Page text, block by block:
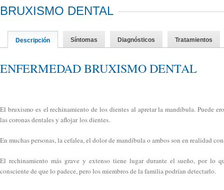
BRUXISMO DENTAL
Descripción Síntomas Diagnósticos Tratamientos
ENFERMEDAD BRUXISMO DENTAL
El bruxismo es el rechinamiento de los dientes al apretar la mandíbula. Puede
las coronas dentales y aflojar los dientes.
En muchas personas, la cefalea, el dolor de mandíbula o ambos son en realidad
El rechinamiento más grave y extenso tiene lugar durante el sueño, por lo
consciente de que lo padece, pero los miembros de la familia podrían detectarlo.